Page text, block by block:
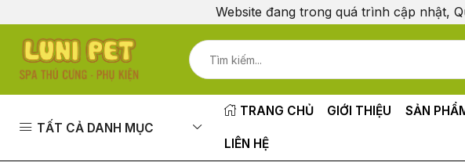
Website đang trong quá trình cập nhật,
TẤT CẢ DANH MỤC
TRANG CHỦ GIỚI THIỆU SẢN
LIÊN HỆ